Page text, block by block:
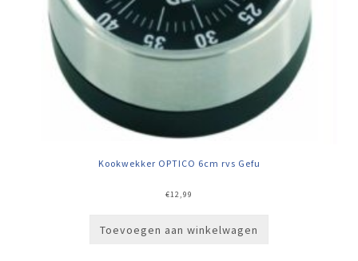
Kookwekker OPTICO 6cm rvs Gefu
€12,99
Toevoegen aan winkelwagen